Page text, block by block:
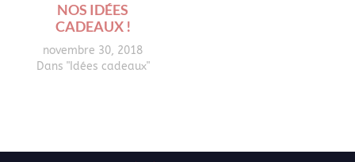
NOS IDÉES
CADEAUX !
novembre 30, 2018
Dans "Idées cadeaux"